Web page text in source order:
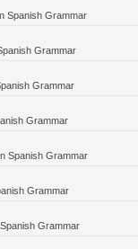
Spanish Grammar
Grammar
Grammar
Grammar
Spanish Grammar
Grammar
Spanish Grammar